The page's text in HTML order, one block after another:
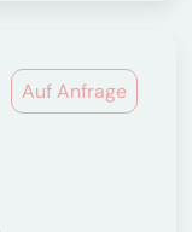
Auf Anfrage